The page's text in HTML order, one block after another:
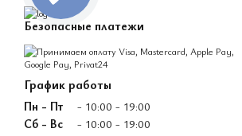
Безопасные платежи
График работы
Пн - Пт
- 10:00 - 19:00
Сб - Вс
- 10:00 - 19:00